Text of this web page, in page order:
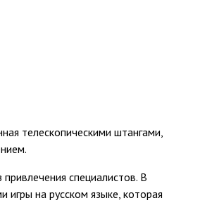
телескопическими штангами,
специалистов. В
игры на русском языке, которая